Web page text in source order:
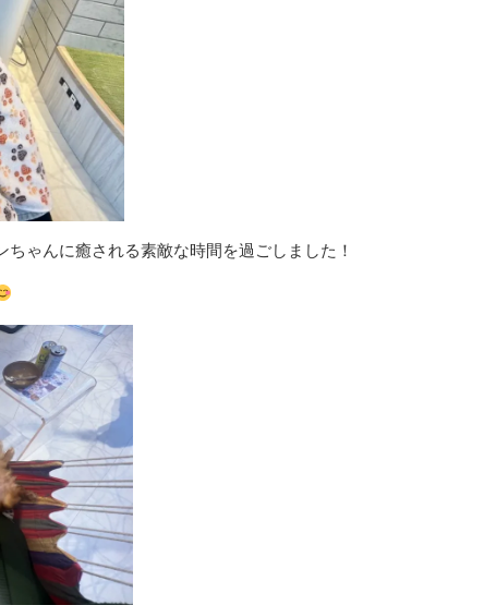
ゃんに癒される素敵な時間を過ごしました！